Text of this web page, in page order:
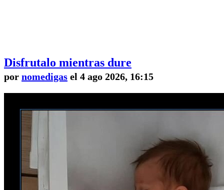
Disfrutalo mientras dure
por nomedigas el 4 ago 2026, 16:15